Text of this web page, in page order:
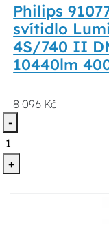
Philips
svítidlo
4S/740 II
10440lm
8 096 Kč
-
+